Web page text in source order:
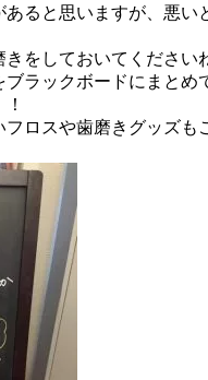
あると思いますが、悪い
きをしておいてください
ラックボードにまとめ
ロスや歯磨きグッズも